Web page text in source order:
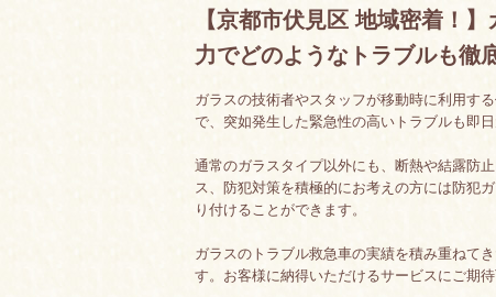
【京都市伏見区 地域密着！
力でどのようなトラブルも徹
ガラスの技術者やスタッフが移動時に利用す
で、突如発生した緊急性の高いトラブルも即
通常のガラスタイプ以外にも、断熱や結露防
ス、防犯対策を積極的にお考えの方には防犯
り付けることができます。
ガラスのトラブル救急車の実績を積み重ねて
す。お客様に納得いただけるサービスにご期待